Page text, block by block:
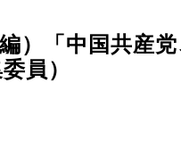
）「中国共産
員）